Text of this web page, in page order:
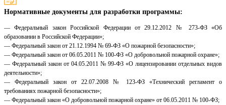
Нормативные документы для разработки программы:
— Федеральный закон Российской Федерации от 29.12.2012 № 273-ФЗ «Об
образовании в Российской Федерации»;
— Федеральный закон от 21.12.1994 № 69-ФЗ «О пожарной безопасности»;
— Федеральный закон от 06.05.2011 № 100-ФЗ «О добровольной пожарной охране»;
— Федеральный закон от 04.05.2011 № 99-ФЗ «О лицензировании отдельных видов
деятельности»;
— Федеральный закон от 22.07.2008 № 123-ФЗ «Технический регламент о
требованиях пожарной безопасности»;
— Федеральный закон «О добровольной пожарной охране» от 06.05.2011 № 100-ФЗ;